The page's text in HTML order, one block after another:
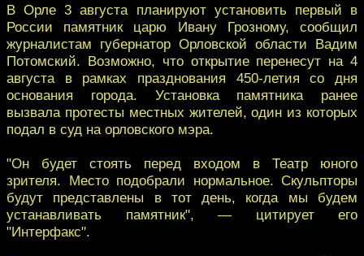
В Орле 3 августа планируют установить первый в
России памятник царю Ивану Грозному, сообщил
журналистам губернатор Орловской области Вадим
Потомский. Возможно, что открытие перенесут на 4
августа в рамках празднования 450-летия со дня
основания города. Установка памятника ранее
вызвала протесты местных жителей, один из которых
подал в суд на орловского мэра.
"Он будет стоять перед входом в Театр юного
зрителя. Место подобрали нормальное. Скульпторы
будут представлены в тот день, когда мы будем
устанавливать памятник", — цитирует его
"Интерфакс".